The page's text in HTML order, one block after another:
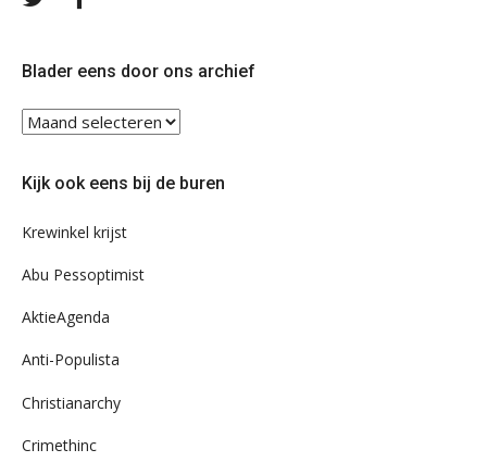
Blader eens door ons archief
Blader
eens
ons
Kijk ook eens bij de buren
Krewinkel krijst
Abu Pessoptimist
AktieAgenda
Anti-Populista
Christianarchy
Crimethinc